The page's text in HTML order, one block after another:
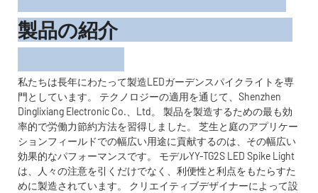
製品の紹介
私たちは長年にわたって製造LEDガーデンスパイクライトを専
門としています。 テクノロジーの適用を通じて、Shenzhen
Dinglixiang Electronic Co.、Ltd。 製品を製造するための最も効
率的で労働力節約方法を習得しました。 芝生と庭のアプリケー
ションフィールドでの幅広い用途に貢献するのは、その幅広い
効果的なパフォーマンスです。 モデルYY-TG2S LED Spike Light
は、人々の注意を引くだけでなく、利便性と利点をもたらすた
めに製造されています。 クリエイティブデザイナーによって設